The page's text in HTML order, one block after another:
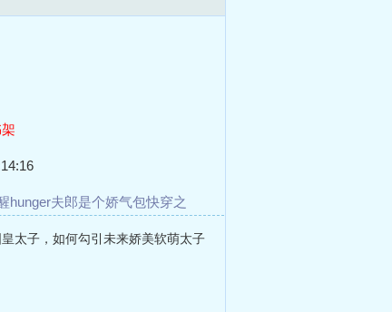
hunger夫郎是个娇气包快穿之
太子，如何勾引未来娇美软萌太子